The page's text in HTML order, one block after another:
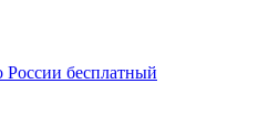
России бесплатный